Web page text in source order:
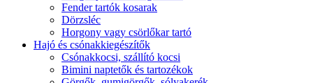
Fender tartók kosarak
Dörzsléc
Horgony vagy csörlőkar tartó
Hajó és csónakkiegészítők
Csónakkocsi, szállító kocsi
Bimini naptetők és tartozékok